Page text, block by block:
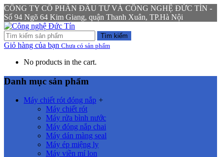
CÔNG TY CỔ PHẦN ĐẦU TƯ VÀ CÔNG NGHỆ ĐỨC TÍN -
Số 94 Ngõ 64 Kim Giang, quận Thanh Xuân, TP.Hà Nội
Tìm kiếm
Giỏ hàng của bạn Chưa có sản phẩm
No products in the cart.
Danh mục sản phẩm
Máy chiết rót đóng nắp +
Máy chiết rót
Máy rửa bình nước
Máy đóng nắp chai
Máy dán màng seal
Máy ép miệng ly
Máy viền mí lon